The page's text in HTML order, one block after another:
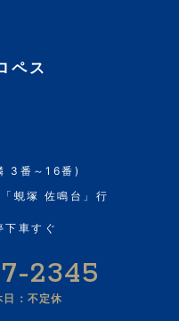
ペス
3番～16番)
蜆塚 佐鳴台」行
下車すぐ
2345
日：不定休